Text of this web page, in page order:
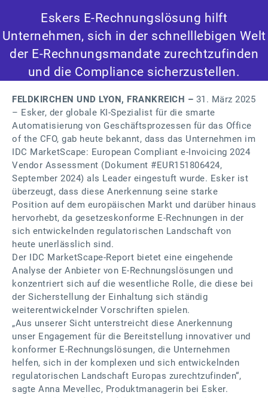
Eskers E-Rechnungslösung hilft
Unternehmen, sich in der schnelllebigen Welt
der E-Rechnungsmandate zurechtzufinden
und die Compliance sicherzustellen.
FELDKIRCHEN UND LYON, FRANKREICH – 31. März 2025
– Esker, der globale KI-Spezialist für die smarte
Automatisierung von Geschäftsprozessen für das Office
of the CFO, gab heute bekannt, dass das Unternehmen im
IDC MarketScape: European Compliant e-Invoicing 2024
Vendor Assessment (Dokument #EUR151806424,
September 2024) als Leader eingestuft wurde. Esker ist
überzeugt, dass diese Anerkennung seine starke
Position auf dem europäischen Markt und darüber hinaus
hervorhebt, da gesetzeskonforme E-Rechnungen in der
sich entwickelnden regulatorischen Landschaft von
heute unerlässlich sind.
Der IDC MarketScape-Report bietet eine eingehende
Analyse der Anbieter von E-Rechnungslösungen und
konzentriert sich auf die wesentliche Rolle, die diese bei
der Sicherstellung der Einhaltung sich ständig
weiterentwickelnder Vorschriften spielen.
„Aus unserer Sicht unterstreicht diese Anerkennung
unser Engagement für die Bereitstellung innovativer und
konformer E-Rechnungslösungen, die Unternehmen
helfen, sich in der komplexen und sich entwickelnden
regulatorischen Landschaft Europas zurechtzufinden“,
sagte Anna Mevellec, Produktmanagerin bei Esker.